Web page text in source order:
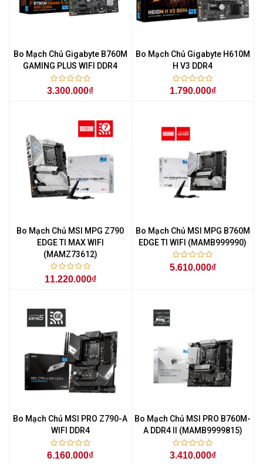
Bo Mạch Chủ Gigabyte B760M
GAMING PLUS WIFI DDR4
3.300.000₫
Bo Mạch Chủ Gigabyte H610M
H V3 DDR4
1.790.000₫
Bo Mạch Chủ MSI MPG Z790
EDGE TI MAX WIFI
(MAMZ73612)
11.220.000₫
Bo Mạch Chủ MSI MPG B760M
EDGE TI WIFI (MAMB999990)
5.610.000₫
Bo Mạch Chủ MSI PRO Z790-A
WIFI DDR4
6.160.000₫
Bo Mạch Chủ MSI PRO B760M-
A DDR4 II (MAMB9999815)
3.410.000₫